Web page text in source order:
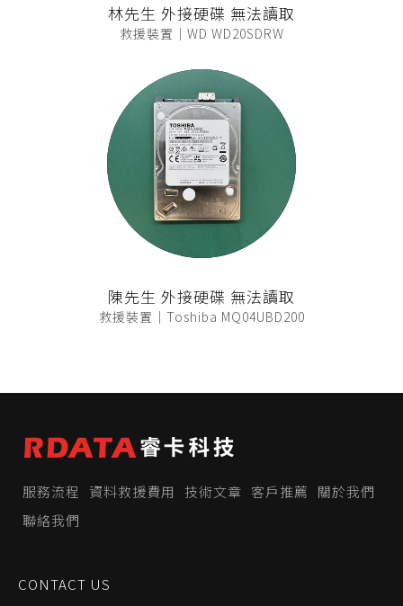
林先生 外接硬碟 無法讀取
救援裝置｜WD WD20SDRW
陳先生 外接硬碟 無法讀取
救援裝置｜Toshiba MQ04UBD200
服務流程 資料救援費用 技術文章 客戶推薦
關於我們
聯絡我們
CONTACT US